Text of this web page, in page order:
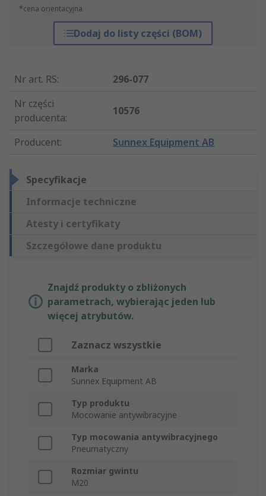
*cena orientacyjna
Dodaj do listy części (BOM)
Nr art. RS:
296-077
Nr części
producenta:
10576
Producent: Sunnex Equipment AB
Specyfikacje
Informacje techniczne
Atesty i certyfikaty
Szczegółowe dane produktu
Znajdź produkty o zbliżonych
parametrach, wybierając jeden lub
więcej atrybutów.
Zaznacz wszystkie
Marka
Sunnex Equipment AB
Typ produktu
Mocowanie antywibracyjne
Typ mocowania antywibracyjnego
Pneumatyczny
Rozmiar gwintu
M20